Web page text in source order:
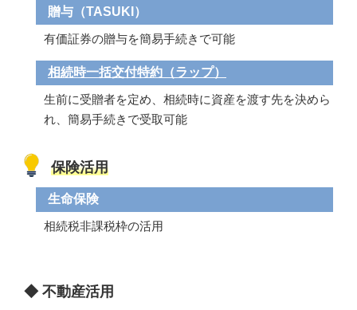
贈与（TASUKI）
有価証券の贈与を簡易手続きで可能
相続時一括交付特約（ラップ）
生前に受贈者を定め、相続時に資産を渡す先を決めら
れ、簡易手続きで受取可能
保険活用
生命保険
相続税非課税枠の活用
◆ 不動産活用